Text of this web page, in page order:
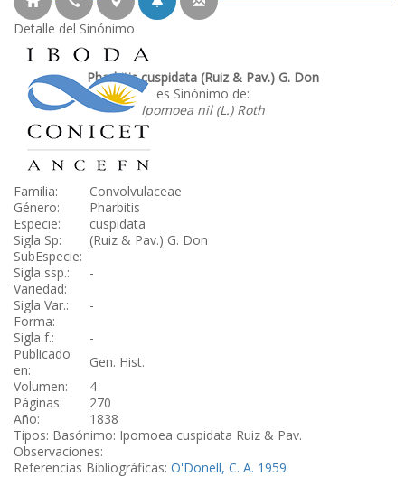
Detalle del Sinónimo
Pharbitis cuspidata (Ruiz & Pav.) G. Don
es Sinónimo de:
Ipomoea nil (L.) Roth
Familia:
Convolvulaceae
Género:
Pharbitis
Especie:
cuspidata
Sigla Sp:
(Ruiz & Pav.) G. Don
SubEspecie:
Sigla ssp.:
-
Variedad:
Sigla Var.:
-
Forma:
Sigla f.:
-
Publicado
en:
Gen. Hist.
Volumen:
4
Páginas:
270
Año:
1838
Tipos: Basónimo: Ipomoea cuspidata Ruiz & Pav.
Observaciones:
Referencias Bibliográficas: O'Donell, C. A. 1959